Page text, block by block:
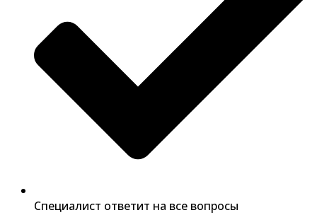
Специалист ответит на все вопросы